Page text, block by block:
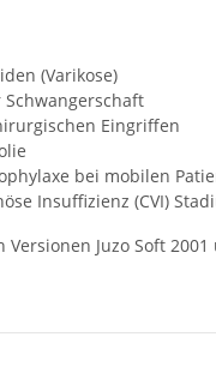
(Varikose)
Eingriffen
bei mobilen
Insuffizienz (CVI)
Juzo Soft